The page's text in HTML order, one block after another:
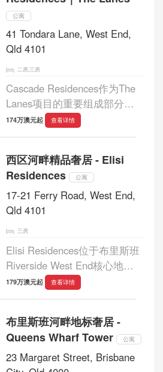
公寓
41 Tondara Lane, West End,
Qld 4101
二房,三房
Cascade Residences作为The
Lanes项目的重要组成部分，
开启了West End这一地标性社
区的全新篇章。项目位于活力
商圈，打造一系列精心设计的
高品质住宅。 Cascade目前正
在...
174万澳元起 查看详情
西区河畔精品奢居 - Elisi
Residences
公寓
17-21 Ferry Road, West End,
Qld 4101
三房
Elisi Residences位于布里斯班
Riverside West End核心地
段，距离CBD仅约3公里，推
出仅30套精致三房公寓，打造
范。项目由Vista Property
Group开发，融合现代设计与
河畔...
179万澳元起 查看详情
布里斯班河畔地标奢居 -
Queens Wharf Tower
公寓
23 Margaret Street, Brisbane